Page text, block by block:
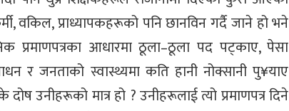
वकिल, प्राध्यापकहरूको पनि छानविन गर्दै जाने हो भने
आधारमा ठूला–ठूला पद पट्काए, पेसा
र जनताको स्वास्थ्यमा कति हानी नोक्सानी पु¥याए
उनीहरूको मात्र हो ? उनीहरूलाई त्यो प्रमाणपत्र दिने